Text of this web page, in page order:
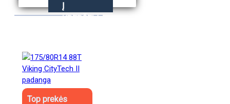
Į
KREPŠELĮ
Top prekės